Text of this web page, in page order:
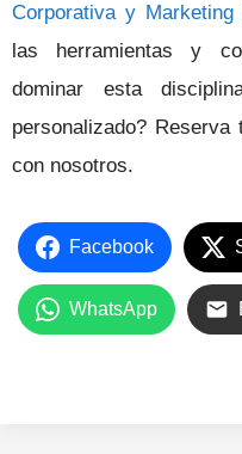
Corporativa y Marketing
las herramientas y
dominar esta
personalizado? Reserva
con nosotros.
Facebook
WhatsApp